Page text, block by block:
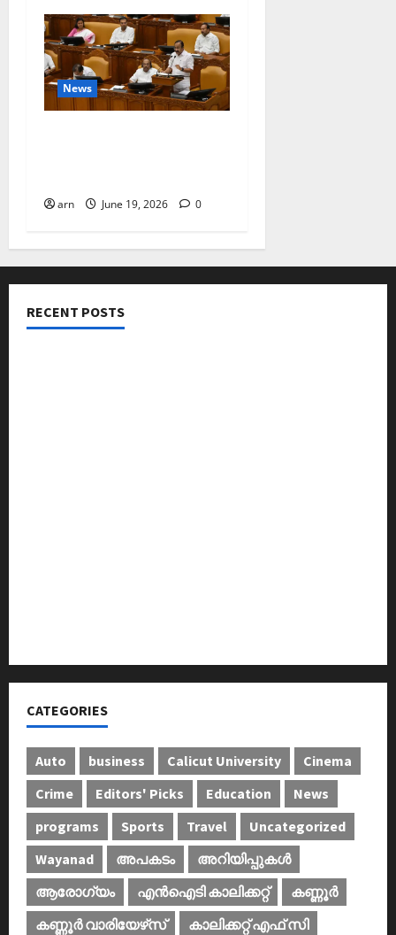
News
arn June 19, 2026 0
RECENT POSTS
CATEGORIES
Auto business Calicut University
Cinema
Crime
Editors' Picks Education
News
programs
Sports Travel
Uncategorized
Wayanad
അപകടം
അറിയിപ്പുകള്‍
ആരോഗ്യം
എൻഐടി കാലിക്കറ്റ്
കണ്ണൂര്‍
കണ്ണൂര്‍ വാരിയേഴ്‌സ്
കാലിക്കറ്റ് എഫ് സി